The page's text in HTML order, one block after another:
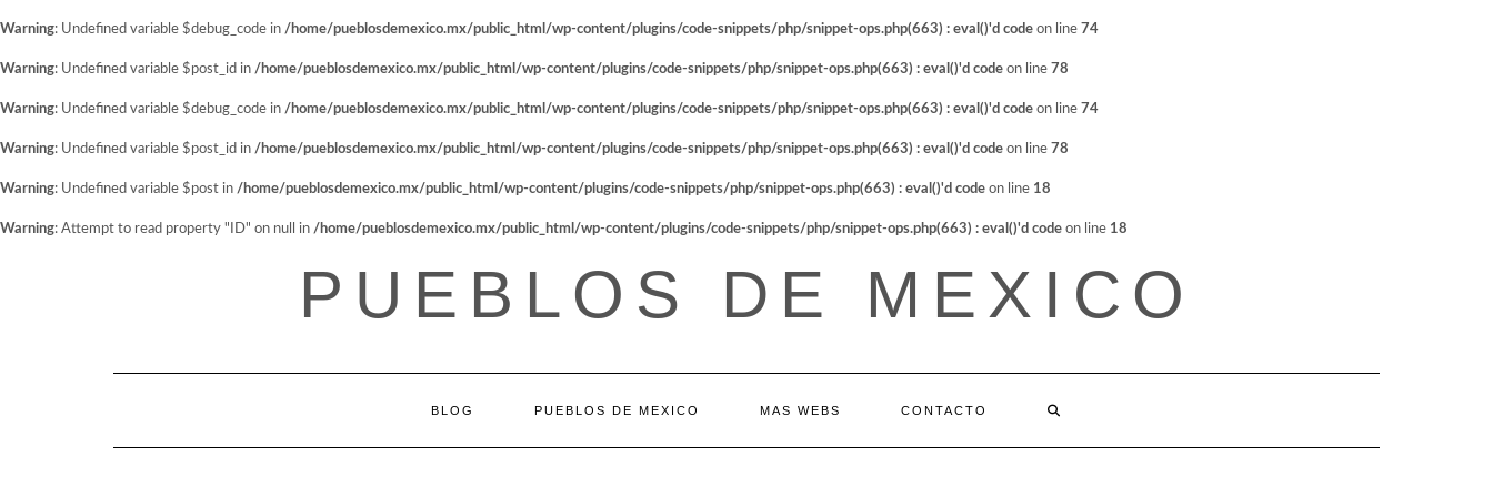
Warning: Undefined variable $debug_code in /home/pueblosdemexico.mx/public_html/wp-content/plugins/code-snippets/php/snippet-ops.php(663) : eval()'d code on line 74
Warning: Undefined variable $post_id in /home/pueblosdemexico.mx/public_html/wp-content/plugins/code-snippets/php/snippet-ops.php(663) : eval()'d code on line 78
Warning: Undefined variable $debug_code in /home/pueblosdemexico.mx/public_html/wp-content/plugins/code-snippets/php/snippet-ops.php(663) : eval()'d code on line 74
Warning: Undefined variable $post_id in /home/pueblosdemexico.mx/public_html/wp-content/plugins/code-snippets/php/snippet-ops.php(663) : eval()'d code on line 78
Warning: Undefined variable $post in /home/pueblosdemexico.mx/public_html/wp-content/plugins/code-snippets/php/snippet-ops.php(663) : eval()'d code on line 18
Warning: Attempt to read property "ID" on null in /home/pueblosdemexico.mx/public_html/wp-content/plugins/code-snippets/php/snippet-ops.php(663) : eval()'d code on line 18
PUEBLOS DE MEXICO
BLOG PUEBLOS DE MEXICO MAS WEBS CONTACTO